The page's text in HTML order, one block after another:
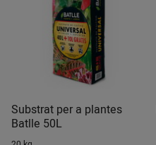
Substrat per a plantes
Batlle 50L